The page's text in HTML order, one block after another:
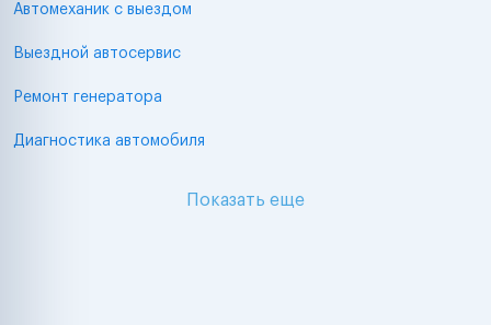
Автомеханик с выездом
Выездной автосервис
Ремонт генератора
Диагностика автомобиля
Показать еще